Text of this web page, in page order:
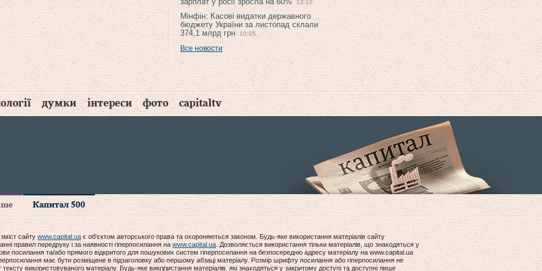
13:10
Мінфін: Касові видатки державного
бюджету України за листопад склали
374,1 млрд грн
10:05
Все новости
думки інтереси фото capitaltv
Капитал 500
сайту www.capital.ua є об'єктом авторського права та охороняються законом. Будь-яке використання матеріалів сайту
правил передруку і за наявності гіперпосилання на www.capital.ua . Дозволяється використання тільки матеріалів, що знаходяться у
посилання та/або прямого відкритого для пошукових систем гіперпосилання на безпосередню адресу матеріалу на www.capital.ua
має бути розміщене в підзаголовку або першому абзаці матеріалу. Розмір шрифту посилання або гіперпосилання не
використовуваного матеріалу. Будь-яке використання матеріалів, які знаходяться у закритому доступі та доступні лише